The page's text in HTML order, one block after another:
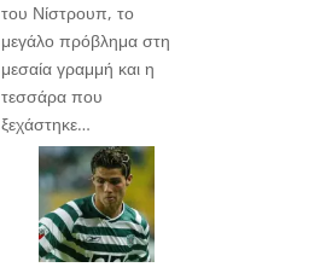
του Νίστρουπ, το
μεγάλο πρόβλημα στη
μεσαία γραμμή και η
τεσσάρα που
ξεχάστηκε…